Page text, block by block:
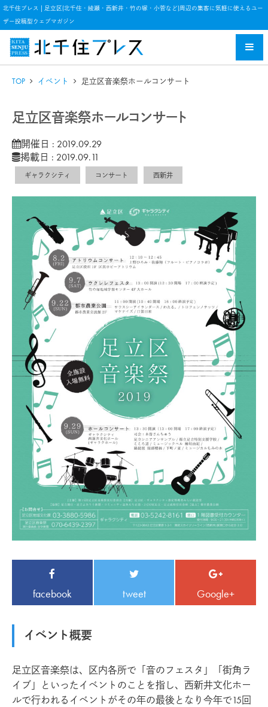
北千住プレス | 足立区(北千住・綾瀬・西新井・竹の塚・小菅など)周辺の集客に気軽に使えるユー
ザー投稿型ウェブマガジン
TOP イベント 足立区音楽祭ホールコンサート
足立区音楽祭ホールコンサート
開催日 : 2019.09.29
掲載日 : 2019.09.11
ギャラクシティ コンサート 西新井
facebook tweet Google+
イベント概要
足立区音楽祭は、区内各所で「音のフェスタ」「街角ラ
イブ」といったイベントのことを指し、西新井文化ホー
ルで行われるイベントがその年の最後となり今年で15回